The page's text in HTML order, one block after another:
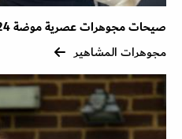
صيحات مجوهرات عصرية موضة 2024 من وحي النجمات
مجوهرات المشاهير